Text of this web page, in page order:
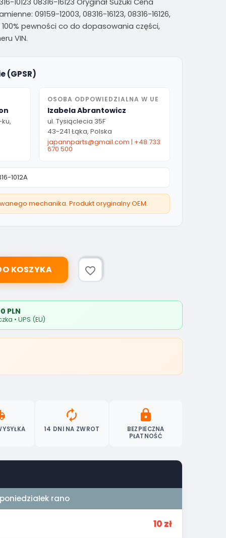
09159-12003, 08316-16123, 08316-16126,
100% pewności co do dopasowania części,
VIN.
(GPSR)
OSOBA ODPOWIEDZIALNA W UE
Izabela Abrantowicz
ul. Tysiąclecia 35F
43-241 Łąka, Polska
japannparts@gmail.com | +48 733
670 500
1012A
mechanika. Produkt oryginalny OEM.
KOSZYKA favorite_border
PLN
• UPS (EU)
autorenew
14 DNI NA ZWROT
lock
BEZPIECZNA
PŁATNOŚĆ
rano
10 zł